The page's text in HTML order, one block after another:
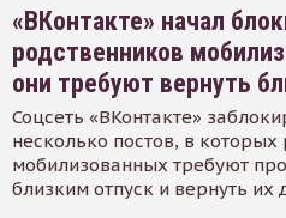
«ВКонтакте» начал
родственников
они требуют вернуть
Соцсеть «ВКонтакте»
несколько постов, в которых
мобилизованных требуют
близким отпуск и вернуть их